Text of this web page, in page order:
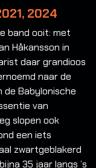
2024
band ooit: met
Håkansson in
daar grandioos
naar de
de Babylonische
van
slopen ook
een iets
zwartgeblakerd
35 jaar langs ’s